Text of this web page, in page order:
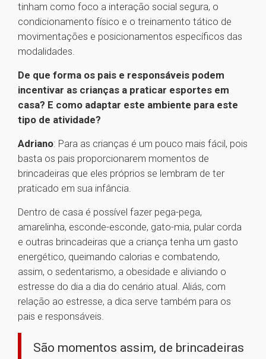
tinham como foco a interação social segura, o
condicionamento físico e o treinamento tático de
movimentações e posicionamentos específicos das
modalidades.
De que forma os pais e responsáveis podem
incentivar as crianças a praticar esportes em
casa? E como adaptar este ambiente para este
tipo de atividade?
Adriano: Para as crianças é um pouco mais fácil, pois
basta os pais proporcionarem momentos de
brincadeiras que eles próprios se lembram de ter
praticado em sua infância.
Dentro de casa é possível fazer pega-pega,
amarelinha, esconde-esconde, gato-mia, pular corda
e outras brincadeiras que a criança tenha um gasto
energético, queimando calorias e combatendo,
assim, o sedentarismo, a obesidade e aliviando o
estresse do dia a dia do cenário atual. Aliás, com
relação ao estresse, a dica serve também para os
pais e responsáveis.
São momentos assim, de brincadeiras